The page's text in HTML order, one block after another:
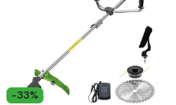
-33%